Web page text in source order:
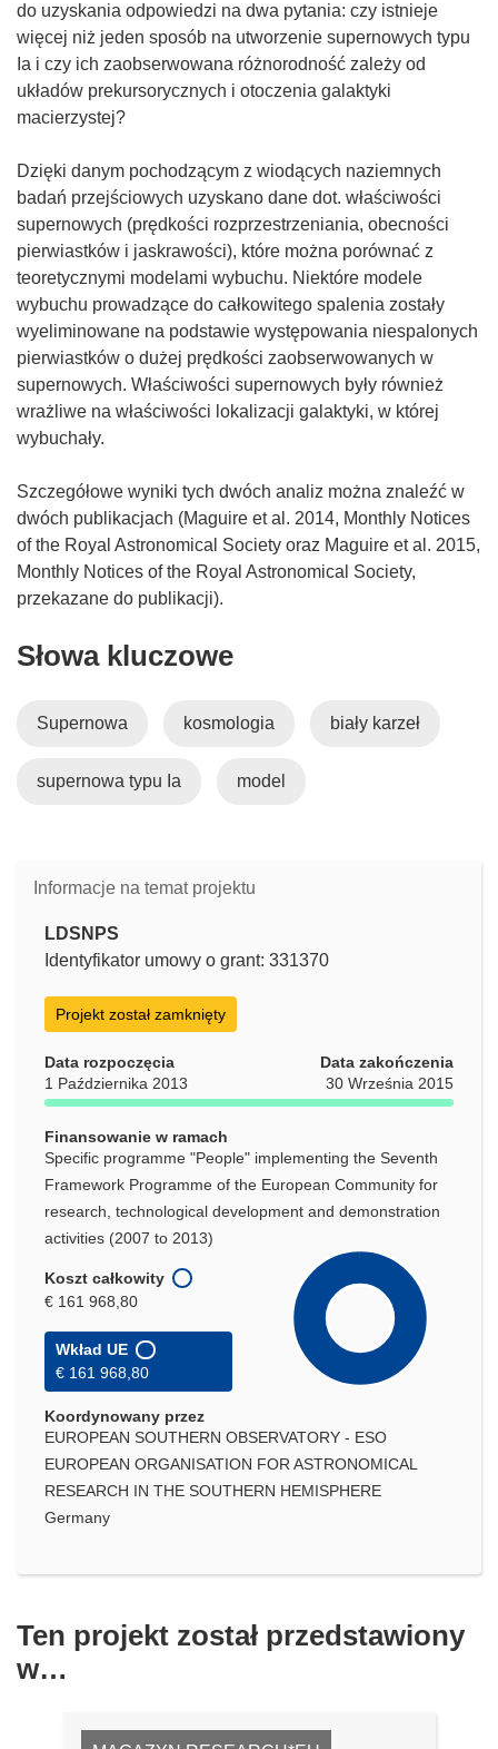
do uzyskania odpowiedzi na dwa pytania: czy istnieje
więcej niż jeden sposób na utworzenie supernowych typu
Ia i czy ich zaobserwowana różnorodność zależy od
układów prekursorycznych i otoczenia galaktyki
macierzystej?
Dzięki danym pochodzącym z wiodących naziemnych
badań przejściowych uzyskano dane dot. właściwości
supernowych (prędkości rozprzestrzeniania, obecności
pierwiastków i jaskrawości), które można porównać z
teoretycznymi modelami wybuchu. Niektóre modele
wybuchu prowadzące do całkowitego spalenia zostały
wyeliminowane na podstawie występowania niespalonych
pierwiastków o dużej prędkości zaobserwowanych w
supernowych. Właściwości supernowych były również
wrażliwe na właściwości lokalizacji galaktyki, w której
wybuchały.
Szczegółowe wyniki tych dwóch analiz można znaleźć w
dwóch publikacjach (Maguire et al. 2014, Monthly Notices
of the Royal Astronomical Society oraz Maguire et al. 2015,
Monthly Notices of the Royal Astronomical Society,
przekazane do publikacji).
Słowa kluczowe
Supernowa kosmologia biały karzeł
supernowa typu Ia model
Informacje na temat projektu
LDSNPS
Identyfikator umowy o grant: 331370
Projekt został zamknięty
Data rozpoczęcia
1 Października 2013
Data zakończenia
30 Września 2015
Finansowanie w ramach
Specific programme "People" implementing the Seventh
Framework Programme of the European Community for
research, technological development and demonstration
activities (2007 to 2013)
Koszt całkowity
€ 161 968,80
Wkład UE
€ 161 968,80
Koordynowany przez
EUROPEAN SOUTHERN OBSERVATORY - ESO
EUROPEAN ORGANISATION FOR ASTRONOMICAL
RESEARCH IN THE SOUTHERN HEMISPHERE
Germany
Ten projekt został przedstawiony
w…